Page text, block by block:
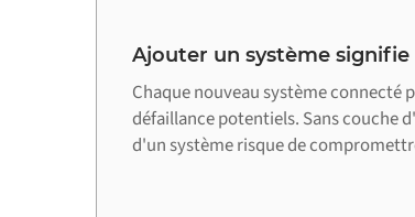
Ajouter un système
Chaque nouveau système
défaillance potentiels. Sans couche
d'un système risque de